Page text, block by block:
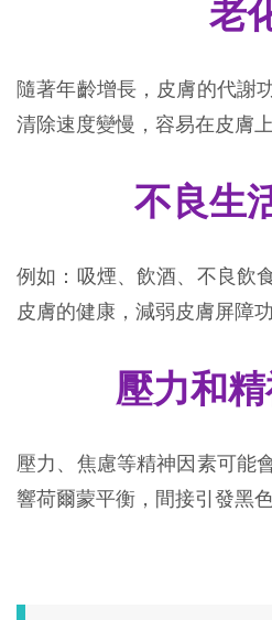
老
隨著年齡增長，皮膚的代謝
清除速度變慢，容易在皮膚
不良生
例如：吸煙、飲酒、不良飲
皮膚的健康，減弱皮膚屏障
壓力和
壓力、焦慮等精神因素可能
響荷爾蒙平衡，間接引發黑